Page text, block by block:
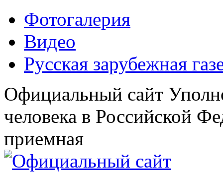
Фотогалерия
Видео
Русская зарубежная
Официальный сайт
человека в Российской
приемная